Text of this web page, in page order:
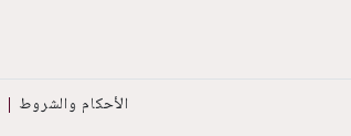
الأحكام والشروط